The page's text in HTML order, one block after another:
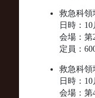
救急科領
日時：
会場：第
定員：
救急科領
日時：
会場：第